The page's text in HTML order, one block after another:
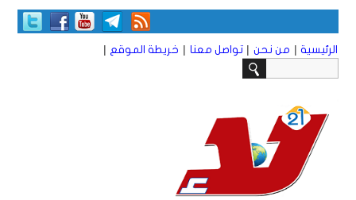
الرئيسية | من نحن | تواصل معنا | خريطة الموقع |